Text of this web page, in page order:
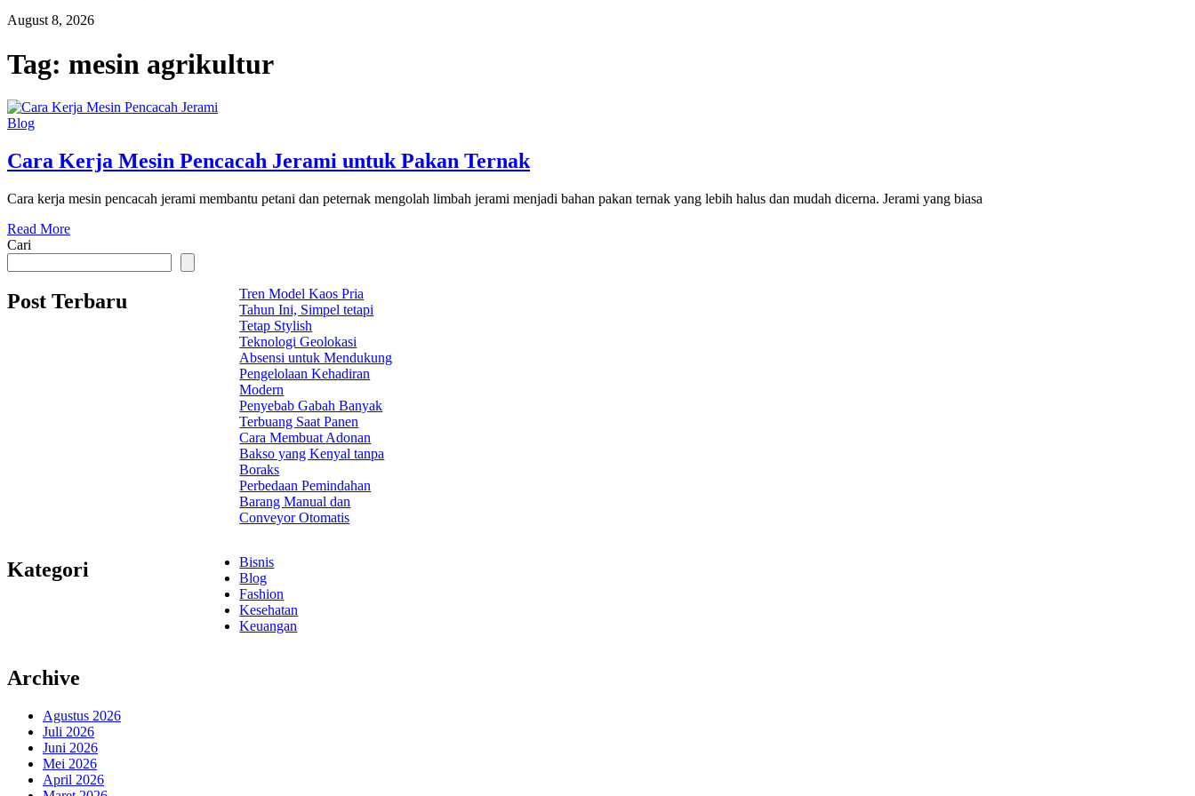
August 8, 2026
Tag: mesin agrikultur
Blog
Cara Kerja Mesin Pencacah Jerami untuk Pakan Ternak
Cara kerja mesin pencacah jerami membantu petani dan peternak mengolah limbah jerami menjadi bahan pakan ternak yang lebih halus dan mudah dicerna. Jerami yang biasa
Read More
Cari
Post Terbaru
Tren Model Kaos Pria
Tahun Ini, Simpel tetapi
Tetap Stylish
Teknologi Geolokasi
Absensi untuk Mendukung
Pengelolaan Kehadiran
Modern
Penyebab Gabah Banyak
Terbuang Saat Panen
Cara Membuat Adonan
Bakso yang Kenyal tanpa
Boraks
Perbedaan Pemindahan
Barang Manual dan
Conveyor Otomatis
Kategori
Bisnis
Blog
Fashion
Kesehatan
Keuangan
Archive
Agustus 2026
Juli 2026
Juni 2026
Mei 2026
April 2026